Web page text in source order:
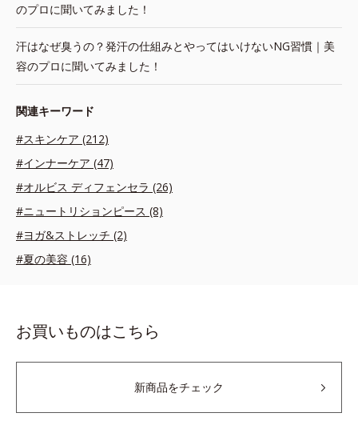
のプロに聞いてみました！
汗はなぜ臭うの？発汗の仕組みとやってはいけないNG習慣｜美
容のプロに聞いてみました！
関連キーワード
#スキンケア (212)
#インナーケア (47)
#オルビス ディフェンセラ (26)
#ニュートリションピース (8)
#ヨガ&ストレッチ (2)
#夏の美容 (16)
お買いものはこちら
新商品をチェック